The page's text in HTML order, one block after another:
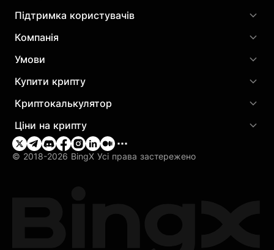
Підтримка користувачів
Компанія
Умови
Купити крипту
Криптокалькулятор
Ціни на крипту
© 2018-2026 BingX Усі права застережено